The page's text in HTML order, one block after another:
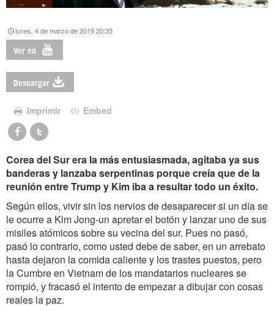
lunes, 4 de marzo de 2019 20:35
Ver en
Descargar
Imprimir Embed
Corea del Sur era la más entusiasmada, agitaba ya sus
banderas y lanzaba serpentinas porque creía que de la
reunión entre Trump y Kim iba a resultar todo un éxito.
Según ellos, vivir sin los nervios de desaparecer si un día se
le ocurre a Kim Jong-un apretar el botón y lanzar uno de sus
misiles atómicos sobre su vecina del sur. Pues no pasó,
pasó lo contrario, como usted debe de saber, en un arrebato
hasta dejaron la comida caliente y los trastes puestos, pero
la Cumbre en Vietnam de los mandatarios nucleares se
rompió, y fracasó el intento de empezar a dibujar con cosas
reales la paz.